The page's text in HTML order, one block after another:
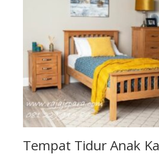
Tempat Tidur Anak